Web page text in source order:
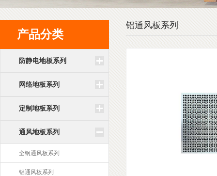
铝通风板系列
产品分类
防静电地板系列
网络地板系列
定制地板系列
通风地板系列
全钢通风板系列
铝通风板系列